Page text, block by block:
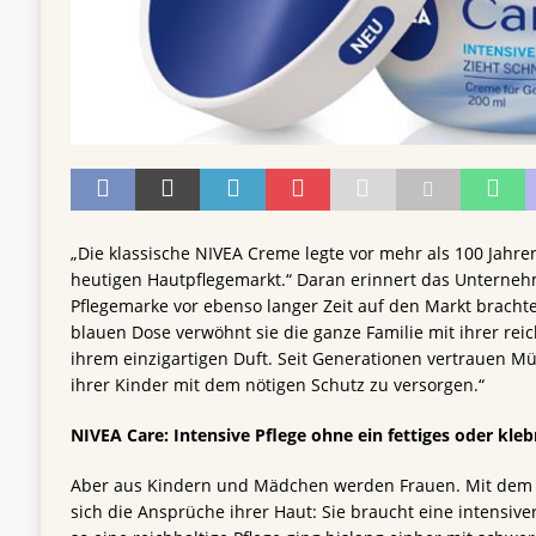
„Die klassische NIVEA Creme legte vor mehr als 100
heutigen Hautpflegemarkt.“ Daran erinnert das
Pflegemarke vor ebenso langer Zeit auf den Markt
blauen Dose verwöhnt sie die ganze Familie mit ihrer
ihrem einzigartigen Duft. Seit Generationen vertrauen
ihrer Kinder mit dem nötigen Schutz zu versorgen.“
NIVEA Care: Intensive Pflege ohne ein fettiges oder
Aber aus Kindern und Mädchen werden Frauen. Mit
sich die Ansprüche ihrer Haut: Sie braucht eine